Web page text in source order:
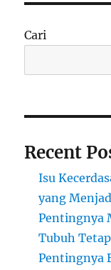
Cari
Recent
Isu
yang
Pentingnya
Tubuh
Pentingnya